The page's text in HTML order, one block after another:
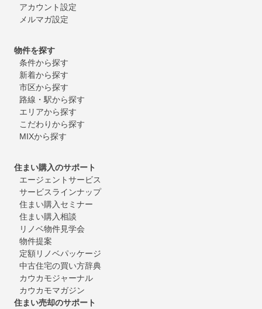
アカウント設定
メルマガ設定
物件を探す
条件から探す
新着から探す
市区から探す
路線・駅から探す
エリアから探す
こだわりから探す
MIXから探す
住まい購入のサポート
エージェントサービス
サービスラインナップ
住まい購入セミナー
住まい購入相談
リノベ物件見学会
物件提案
定額リノベパッケージ
中古住宅の買い方辞典
カウカモジャーナル
カウカモマガジン
住まい売却のサポート